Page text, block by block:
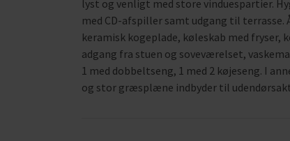
lyst og venligt med store vinduespartier.
med CD-afspiller samt udgang til
keramisk kogeplade, køleskab med
adgang fra stuen og soveværelset,
1 med dobbeltseng, 1 med 2 køjeseng. I
og stor græsplæne indbyder til